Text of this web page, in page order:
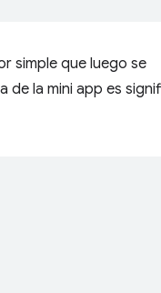
simple que luego se
de la mini app es